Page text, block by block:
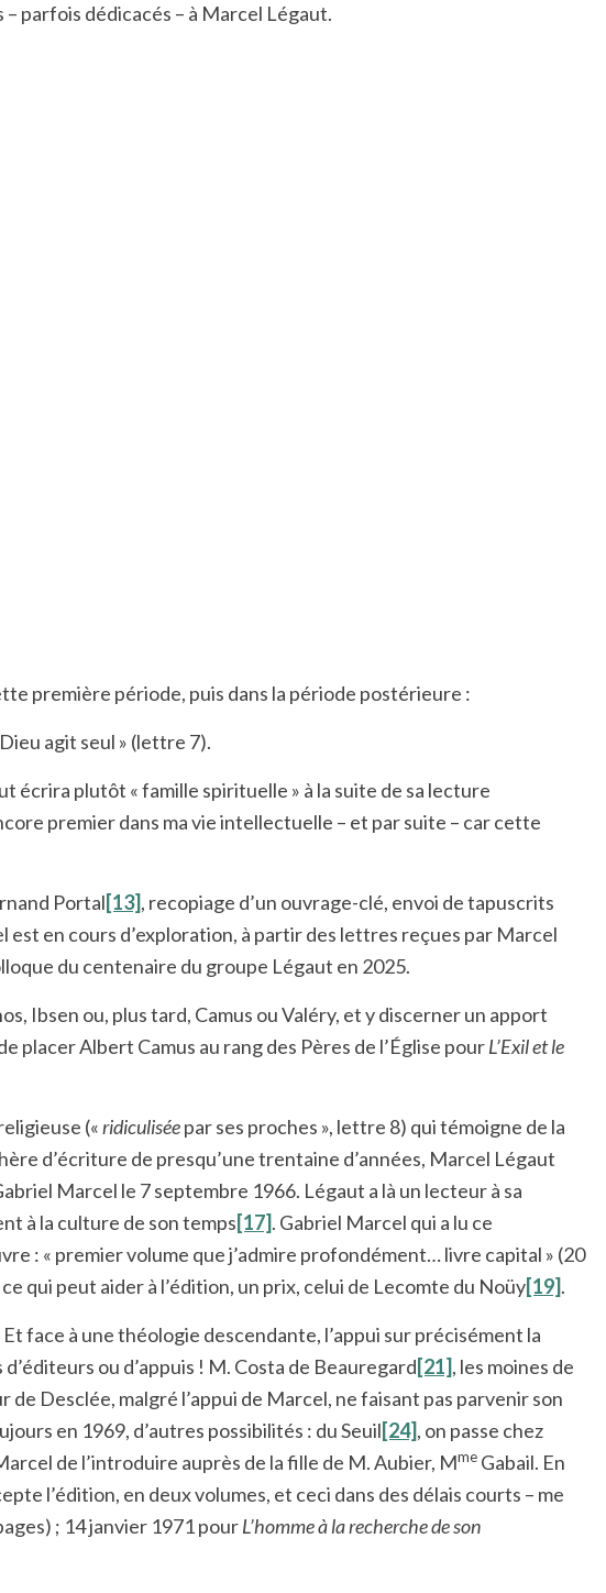
parfois dédicacés – à Marcel Légaut.
première période, puis dans la période postérieure :
agit seul » (lettre 7).
écrira plutôt « famille spirituelle » à la suite de sa lecture
premier dans ma vie intellectuelle – et par suite – car cette
Portal[13], recopiage d’un ouvrage-clé, envoi de tapuscrits
est en cours d’exploration, à partir des lettres reçues par Marcel
du centenaire du groupe Légaut en 2025.
ou, plus tard, Camus ou Valéry, et y discerner un apport
placer Albert Camus au rang des Pères de l’Église pourL’Exil et le
(«ridiculiséepar ses proches », lettre 8) qui témoigne de la
d’écriture de presqu’une trentaine d’années, Marcel Légaut
Marcel le 7 septembre 1966. Légaut a là un lecteur à sa
à la culture de son temps[17]. Gabriel Marcel qui a lu ce
: « premier volume que j’admire profondément… livre capital » (20
qui peut aider à l’édition, un prix, celui de Lecomte du Noüy[19].
à une théologie descendante, l’appui sur précisément la
ou d’appuis ! M. Costa de Beauregard[21], les moines de
Desclée, malgré l’appui de Marcel, ne faisant pas parvenir son
en 1969, d’autres possibilités : du Seuil[24], on passe chez
de l’introduire auprès de la fille de M. Aubier, Mme Gabail. En
l’édition, en deux volumes, et ceci dans des délais courts – me
; 14 janvier 1971 pourL’homme à la recherche de son